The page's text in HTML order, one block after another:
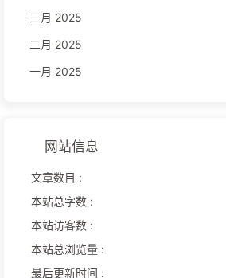
三月 2025
二月 2025
一月 2025
网站信息
文章数目 :
本站总字数 :
本站访客数 :
本站总浏览量 :
最后更新时间 :